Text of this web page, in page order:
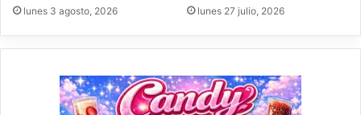
lunes 3 agosto, 2026 lunes 27 julio, 2026